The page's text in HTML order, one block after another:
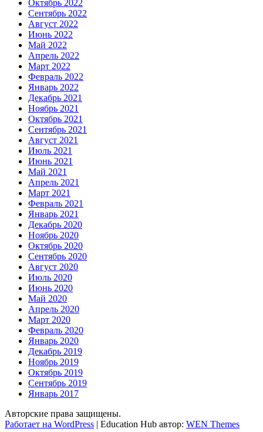
Октябрь 2022
Сентябрь 2022
Август 2022
Июнь 2022
Май 2022
Апрель 2022
Март 2022
Февраль 2022
Январь 2022
Декабрь 2021
Ноябрь 2021
Октябрь 2021
Сентябрь 2021
Август 2021
Июль 2021
Июнь 2021
Май 2021
Апрель 2021
Март 2021
Февраль 2021
Январь 2021
Декабрь 2020
Ноябрь 2020
Октябрь 2020
Сентябрь 2020
Август 2020
Июль 2020
Июнь 2020
Май 2020
Апрель 2020
Март 2020
Февраль 2020
Январь 2020
Декабрь 2019
Ноябрь 2019
Октябрь 2019
Сентябрь 2019
Январь 2017
Авторские права защищены.
Работает на WordPress | Education Hub автор: WEN Themes